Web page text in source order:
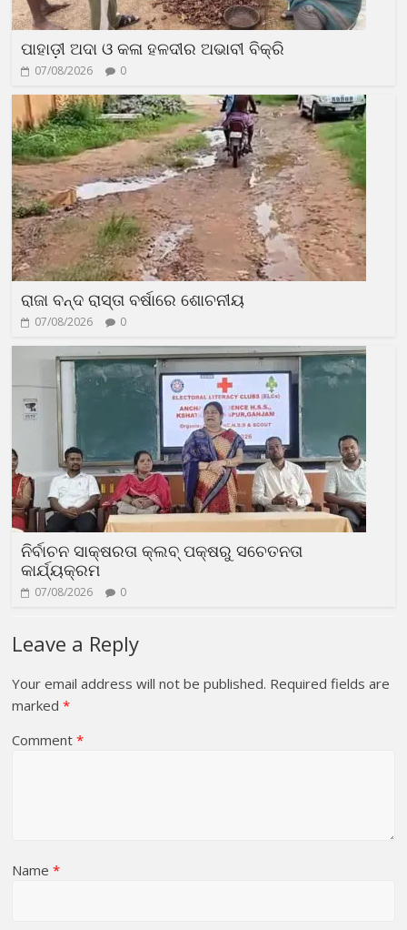
ପାହାଡ଼ୀ ଅଦା ଓ କଳା ହଳଦୀର ଅଭାବୀ ବିକ୍ରି
07/08/2026 0
ରାଜା ବନ୍ଦ ରାସ୍ତା ବର୍ଷାରେ ଶୋଚନୀୟ
07/08/2026 0
ନିର୍ବାଚନ ସାକ୍ଷରତା କ୍ଲବ୍ ପକ୍ଷରୁ ସଚେତନତା
କାର୍ଯ୍ୟକ୍ରମ
07/08/2026 0
Leave a Reply
Your email address will not be published. Required fields are
marked*
Comment*
Name*